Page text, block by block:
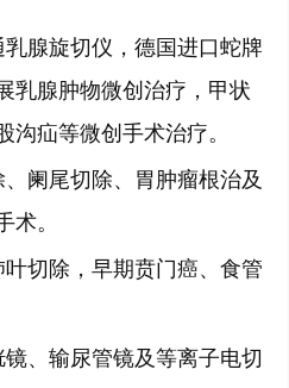
腺旋切仪，德国进口蛇牌
乳腺肿物微创治疗，甲状
沟疝等微创手术治疗。
阑尾切除、胃肿瘤根治及
术。
切除，早期贲门癌、食管
、输尿管镜及等离子电切